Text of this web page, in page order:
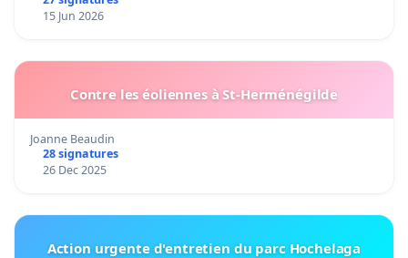
15 Jun 2026
Contre les éoliennes à St-Herménégilde
Joanne Beaudin
28 signatures
26 Dec 2025
Action urgente d'entretien du parc Hochelaga